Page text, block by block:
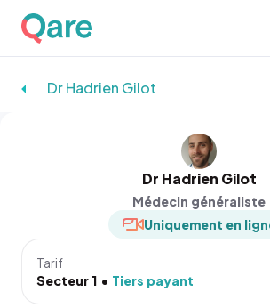
Dr Hadrien Gilot
Dr Hadrien Gilot
Médecin généraliste
Uniquement en
Tarif
Secteur 1
Tiers payant